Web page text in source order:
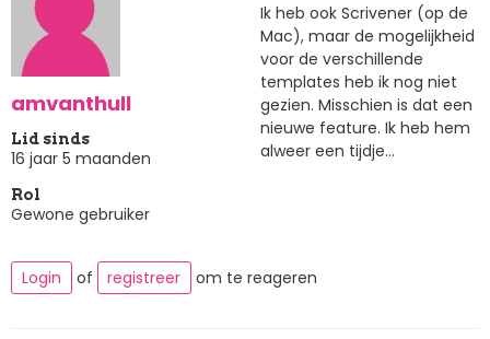
amvanthull
Lid sinds
16 jaar 5 maanden
Rol
Gewone gebruiker
Ik heb ook Scrivener (op de
Mac), maar de mogelijkheid
voor de verschillende
templates heb ik nog niet
gezien. Misschien is dat een
nieuwe feature. Ik heb hem
alweer een tijdje...
Login of registreer om te reageren